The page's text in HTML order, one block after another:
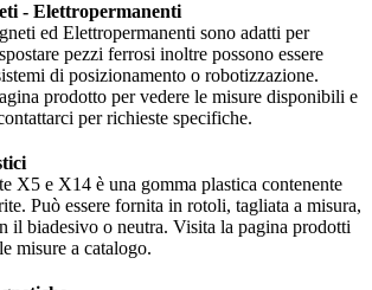
- Elettropermanenti
ed Elettropermanenti sono adatti per
pezzi ferrosi inoltre possono essere
di posizionamento o robotizzazione.
prodotto per vedere le misure disponibili e
per richieste specifiche.
X5 e X14 è una gomma plastica contenente
Può essere fornita in rotoli, tagliata a misura,
il biadesivo o neutra. Visita la pagina prodotti
misure a catalogo.